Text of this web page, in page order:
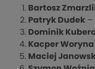
Bartosz
Patryk Dudek –
Dominik
Kacper Woryna
Maciej